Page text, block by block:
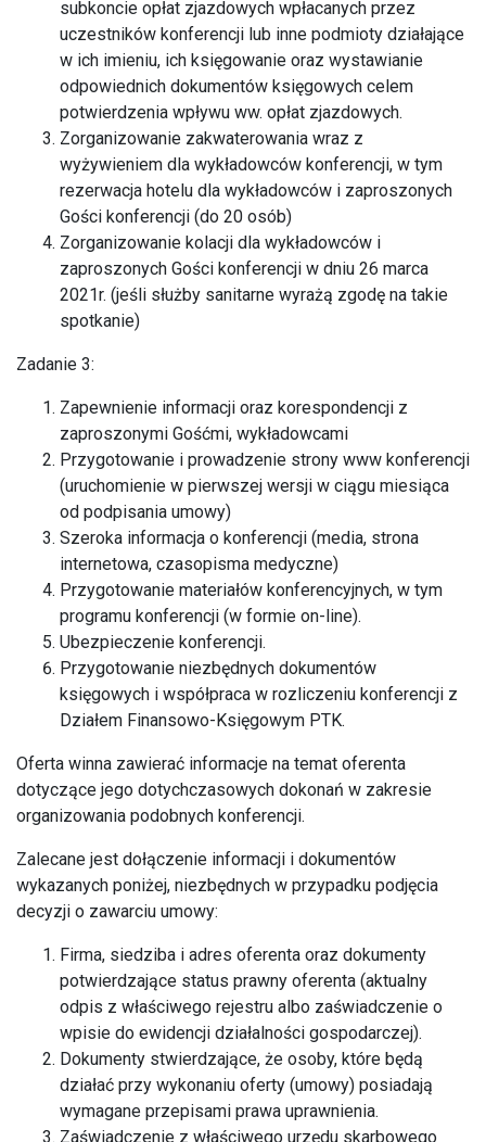
subkoncie opłat zjazdowych wpłacanych przez
uczestników konferencji lub inne podmioty działające
w ich imieniu, ich księgowanie oraz wystawianie
odpowiednich dokumentów księgowych celem
potwierdzenia wpływu ww. opłat zjazdowych.
Zorganizowanie zakwaterowania wraz z
wyżywieniem dla wykładowców konferencji, w tym
rezerwacja hotelu dla wykładowców i zaproszonych
Gości konferencji (do 20 osób)
Zorganizowanie kolacji dla wykładowców i
zaproszonych Gości konferencji w dniu 26 marca
2021r. (jeśli służby sanitarne wyrażą zgodę na takie
spotkanie)
Zadanie 3:
Zapewnienie informacji oraz korespondencji z
zaproszonymi Gośćmi, wykładowcami
Przygotowanie i prowadzenie strony www konferencji
(uruchomienie w pierwszej wersji w ciągu miesiąca
od podpisania umowy)
Szeroka informacja o konferencji (media, strona
internetowa, czasopisma medyczne)
Przygotowanie materiałów konferencyjnych, w tym
programu konferencji (w formie on-line).
Ubezpieczenie konferencji.
Przygotowanie niezbędnych dokumentów
księgowych i współpraca w rozliczeniu konferencji z
Działem Finansowo-Księgowym PTK.
Oferta winna zawierać informacje na temat oferenta
dotyczące jego dotychczasowych dokonań w zakresie
organizowania podobnych konferencji.
Zalecane jest dołączenie informacji i dokumentów
wykazanych poniżej, niezbędnych w przypadku podjęcia
decyzji o zawarciu umowy:
Firma, siedziba i adres oferenta oraz dokumenty
potwierdzające status prawny oferenta (aktualny
odpis z właściwego rejestru albo zaświadczenie o
wpisie do ewidencji działalności gospodarczej).
Dokumenty stwierdzające, że osoby, które będą
działać przy wykonaniu oferty (umowy) posiadają
wymagane przepisami prawa uprawnienia.
Zaświadczenie z właściwego urzędu skarbowego